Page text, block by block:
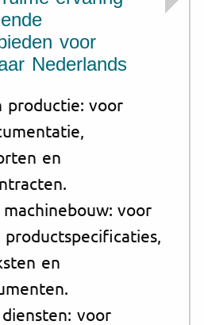
voor
Nederlands
productie: voor
en
voor
en
voor